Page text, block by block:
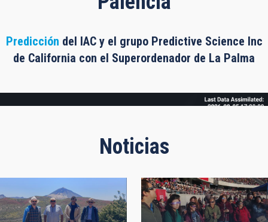
Predicción del IAC y el grupo Predictive Science Inc
de California con el Superordenador de La Palma
Noticias